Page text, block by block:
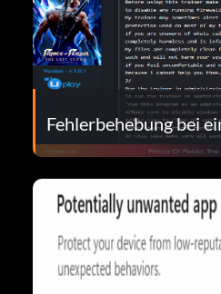
Fehlerbehebung bei